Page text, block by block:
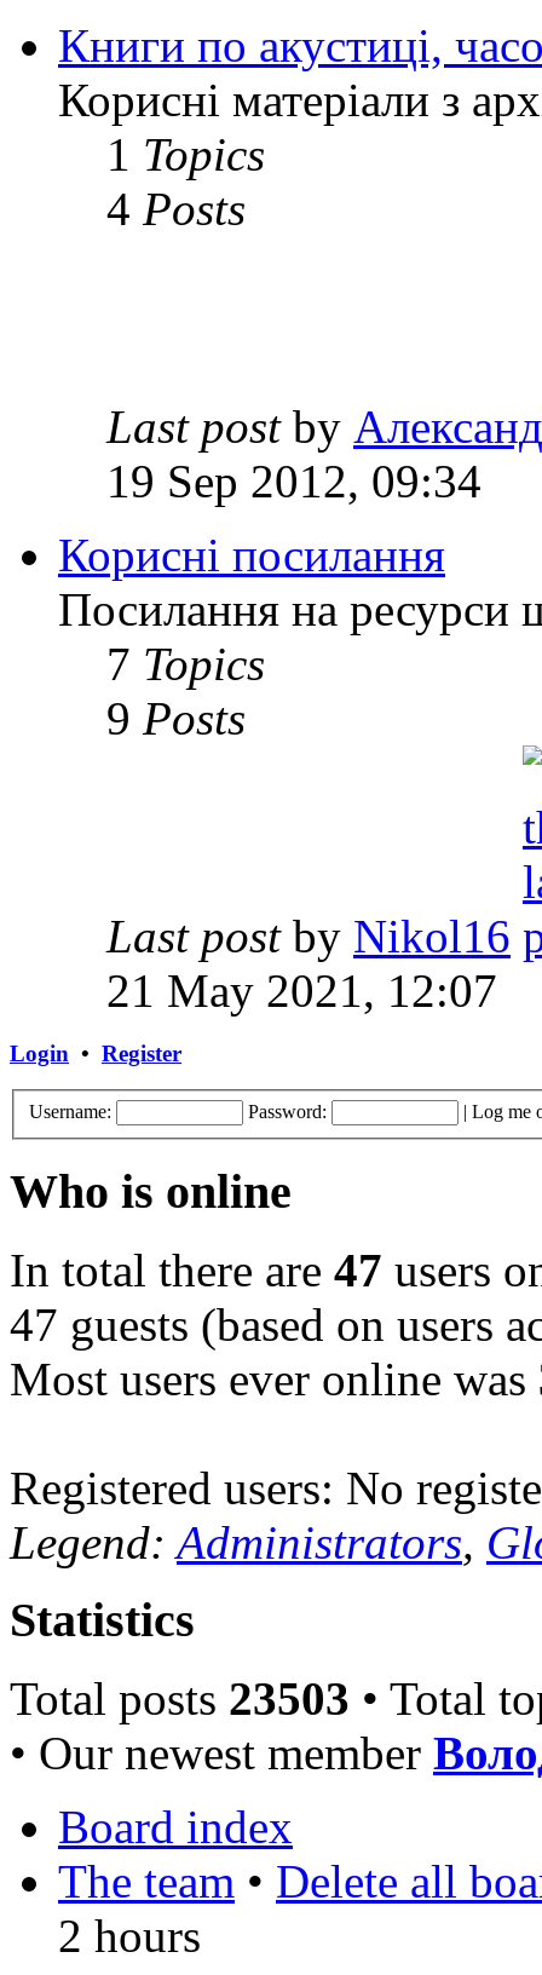
Книги по акустиці,
Корисні матеріали з
1 Topics
4 Posts
Last postby
19 Sep 2012, 09:34
Корисні посилання
Посилання на ресурси
7 Topics
9 Posts
Last postby Nikol16
21 May 2021, 12:07
Login • Register
Username: Password: | Log me
Who is online
In total there are 47 users
47 guests (based on users
Most users ever online was
Registered users: No
Legend: Administrators,
Statistics
Total posts 23503 • Total
• Our newest member
Board index
The team • Delete all
2 hours